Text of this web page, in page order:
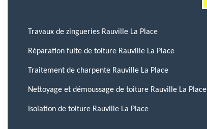
Travaux de zingueries Rauville La Place
Réparation fuite de toiture Rauville La Place
Traitement de charpente Rauville La Place
Nettoyage et démoussage de toiture Rauville La Place
Isolation de toiture Rauville La Place